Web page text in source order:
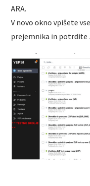
ARA.
V novo okno vpišete
prejemnika in potrdite